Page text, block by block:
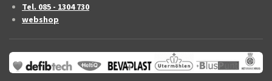
Tel. 085 - 1304 730
webshop